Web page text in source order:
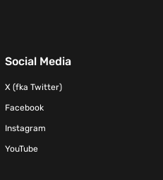
Social Media
X (fka Twitter)
Facebook
Instagram
YouTube